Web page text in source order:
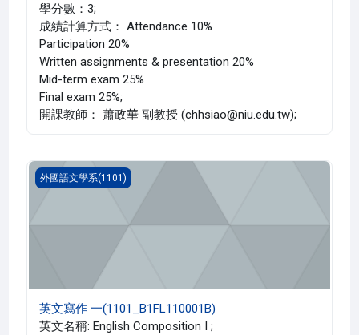
學分數：3;
成績計算方式： Attendance 10%
Participation 20%
Written assignments & presentation 20%
Mid-term exam 25%
Final exam 25%;
開課教師： 蕭政華 副教授 (chhsiao@niu.edu.tw);
英文寫作 一(1101_B1FL110001B)
外國語文學系(1101)
英文寫作 一(1101_B1FL110001B)
英文名稱: English Composition I ;